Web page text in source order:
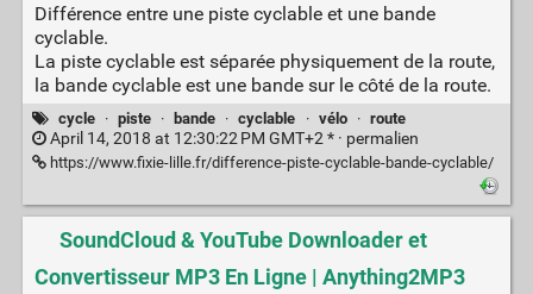
Différence entre une piste cyclable et une bande
cyclable.
La piste cyclable est séparée physiquement de la route,
la bande cyclable est une bande sur le côté de la route.
cycle · piste · bande · cyclable · vélo · route
April 14, 2018 at 12:30:22 PM GMT+2 * · permalien
https://www.fixie-lille.fr/difference-piste-cyclable-bande-cyclable/
SoundCloud & YouTube Downloader et
Convertisseur MP3 En Ligne | Anything2MP3